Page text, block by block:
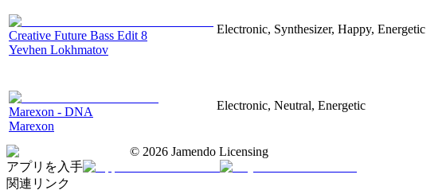
Creative Future Bass Edit 8
Yevhen Lokhmatov
Electronic, Synthesizer, Happy, Energetic
Marexon - DNA
Marexon
Electronic, Neutral, Energetic
© 2026 Jamendo Licensing
アプリを入手
関連リンク